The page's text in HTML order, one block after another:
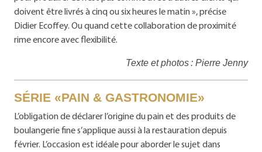
doivent être livrés à cinq ou six heures le matin », précise
Didier Ecoffey. Ou quand cette collaboration de proximité
rime encore avec flexibilité.
Texte et photos : Pierre Jenny
SÉRIE «PAIN & GASTRONOMIE»
L’obligation de déclarer l’origine du pain et des produits de
boulangerie fine s’applique aussi à la restauration depuis
février. L’occasion est idéale pour aborder le sujet dans